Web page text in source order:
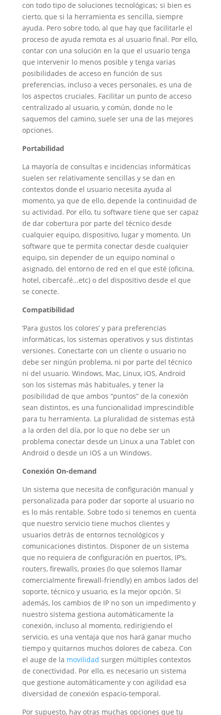
con todo tipo de soluciones tecnológicas; si bien es
cierto, que si la herramienta es sencilla, siempre
ayuda. Pero sobre todo, al que hay que facilitarle el
proceso de ayuda remota es al usuario final. Por ello,
contar con una solución en la que el usuario tenga
que intervenir lo menos posible y tenga varias
posibilidades de acceso en función de sus
preferencias, incluso a veces personales, es una de
los aspectos cruciales. Facilitar un punto de acceso
centralizado al usuario, y común, donde no le
saquemos del camino, suele ser una de las mejores
opciones.
Portabilidad
La mayoría de consultas e incidencias informáticas
suelen ser relativamente sencillas y se dan en
contextos donde el usuario necesita ayuda al
momento, ya que de ello, depende la continuidad de
su actividad. Por ello, tu software tiene que ser capaz
de dar cobertura por parte del técnico desde
cualquier equipo, dispositivo, lugar y momento. Un
software que te permita conectar desde cualquier
equipo, sin depender de un equipo nominal o
asignado, del entorno de red en el que esté (oficina,
hotel, cibercafé…etc) o del dispositivo desde el que
se conecte.
Compatibilidad
‘Para gustos los colores’ y para preferencias
informáticas, los sistemas operativos y sus distintas
versiones. Conectarte con un cliente o usuario no
debe ser ningún problema, ni por parte del técnico
ni del usuario. Windows, Mac, Linux, iOS, Android
son los sistemas más habituales, y tener la
posibilidad de que ambos “puntos” de la conexión
sean distintos, es una funcionalidad imprescindible
para tu herramienta. La pluralidad de sistemas está
a la orden del día, por lo que no debe ser un
problema conectar desde un Linux a una Tablet con
Android o desde un iOS a un Windows.
Conexión On-demand
Un sistema que necesita de configuración manual y
personalizada para poder dar soporte al usuario no
es lo más rentable. Sobre todo si tenemos en cuenta
que nuestro servicio tiene muchos clientes y
usuarios detrás de entornos tecnológicos y
comunicaciones distintos. Disponer de un sistema
que no requiera de configuración en puertos, IP’s,
routers, firewalls, proxies (lo que solemos llamar
comercialmente firewall-friendly) en ambos lados del
soporte, técnico y usuario, es la mejor opción. Si
además, los cambios de IP no son un impedimento y
nuestro sistema gestiona automáticamente la
conexión, incluso al momento, redirigiendo el
servicio, es una ventaja que nos hará ganar mucho
tiempo y quitarnos muchos dolores de cabeza. Con
el auge de la movilidad surgen múltiples contextos
de conectividad. Por ello, es necesario un sistema
que gestione automáticamente y con agilidad esa
diversidad de conexión espacio-temporal.
Por supuesto, hay otras muchas opciones que tu